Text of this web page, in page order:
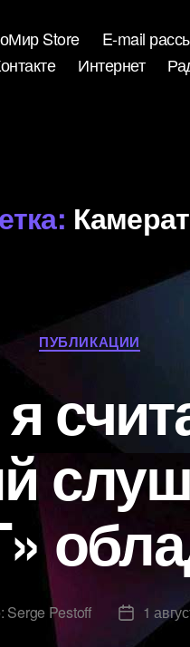
Store E-mail
Интернет
Рубрики
ПУБЛИКАЦИИ
Serge Pestoff
Дата
записи
1